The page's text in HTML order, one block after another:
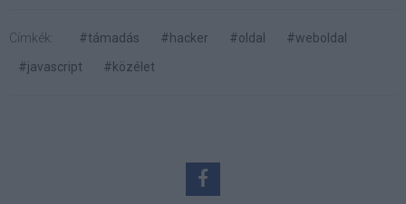
Címkék: #támadás #hacker #oldal
#weboldal
#javascript
#közélet